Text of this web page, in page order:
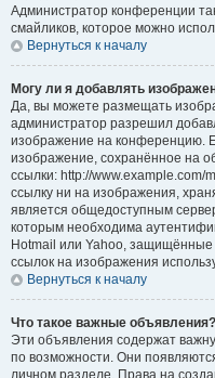
Администратор конференции
смайликов, которое можно
Вернуться к началу
Могу ли я добавлять
Да, вы можете размещать
администратор разрешил
изображение на конференцию.
изображение, сохранённое на
ссылки: http://www.example.com/
ссылку ни на изображения,
является общедоступным
которым необходима
Hotmail или Yahoo, защищённые
ссылок на изображения
Вернуться к началу
Что такое важные объявления?
Эти объявления содержат
по возможности. Они
личном разделе. Права на